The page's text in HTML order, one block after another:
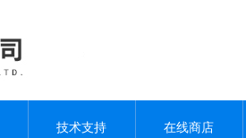
技术支持 在线商店